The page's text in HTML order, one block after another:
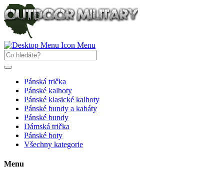
Menu
Pánská trička
Pánské kalhoty
Pánské klasické kalhoty
Pánské bundy a kabáty
Pánské bundy
Dámská trička
Pánské boty
Všechny kategorie
Menu